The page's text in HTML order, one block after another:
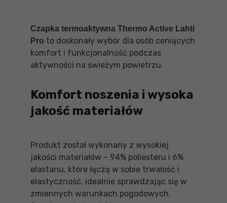
Czapka termoaktywna Thermo Active Lahti
Pro to doskonały wybór dla osób ceniących
komfort i funkcjonalność podczas
aktywności na świeżym powietrzu.
Komfort noszenia i wysoka
jakość materiałów
Produkt został wykonany z wysokiej
jakości materiałów – 94% poliesteru i 6%
elastanu, które łączą w sobie trwałość i
elastyczność, idealnie sprawdzając się w
zmiennych warunkach pogodowych.